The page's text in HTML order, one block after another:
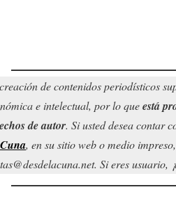
de contenidos periodísticos
e intelectual, por lo queestá
de autor. Si usted desea contar
, en su sitio web o medio
Si eres usuario,